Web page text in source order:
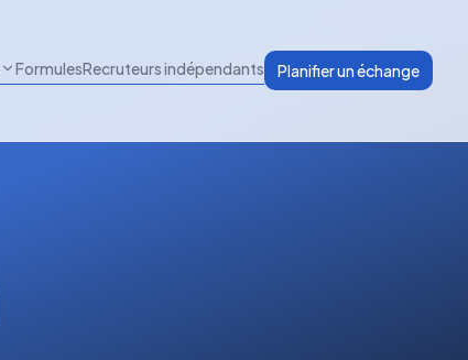
FormulesRecruteurs indépendants Planifier un échange